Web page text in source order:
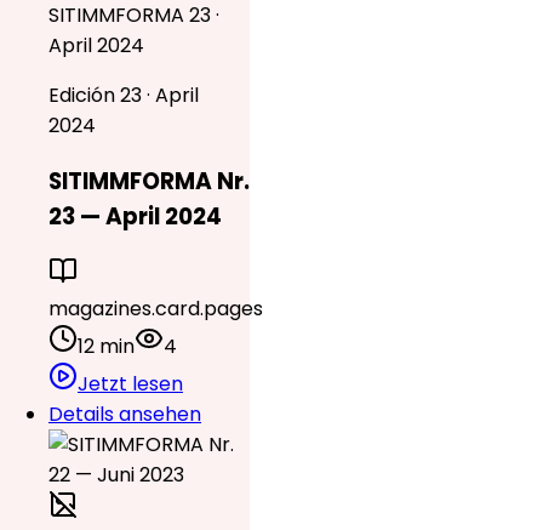
SITIMMFORMA 23 ·
April 2024
Edición 23 · April
2024
SITIMMFORMA Nr.
23 — April 2024
magazines.card.pages
12 min
4
Jetzt lesen
Details ansehen